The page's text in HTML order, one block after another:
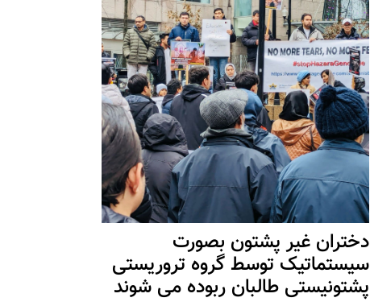
دختران غیر پشتون بصورت
سیستماتیک توسط گروه تروریستی
پشتونیستی طالبان ربوده می شوند